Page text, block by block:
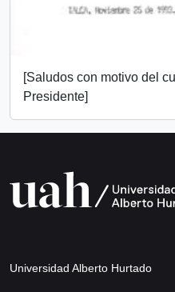
[Saludos con motivo del
Presidente]
Universidad Alberto Hurtado